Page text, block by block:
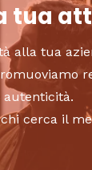
tua
alla tua
cerca il